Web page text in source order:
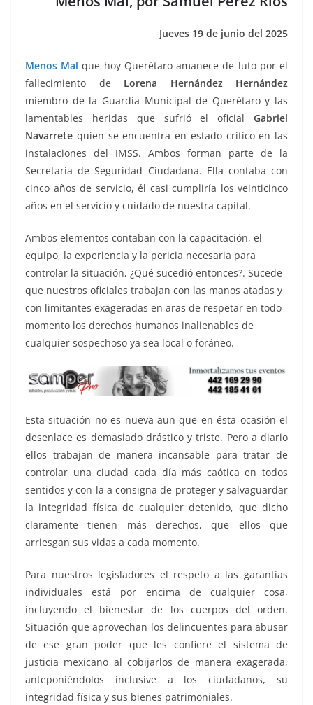
Jueves 19 de junio del 2025
Menos Mal que hoy Querétaro amanece de luto por el
fallecimiento de Lorena Hernández Hernández
miembro de la Guardia Municipal de Querétaro y las
lamentables heridas que sufrió el oficial Gabriel
Navarrete quien se encuentra en estado critico en las
instalaciones del IMSS. Ambos forman parte de la
Secretaría de Seguridad Ciudadana. Ella contaba con
cinco años de servicio, él casi cumpliría los veinticinco
años en el servicio y cuidado de nuestra capital.
Ambos elementos contaban con la capacitación, el
equipo, la experiencia y la pericia necesaria para
controlar la situación, ¿Qué sucedió entonces?. Sucede
que nuestros oficiales trabajan con las manos atadas y
con limitantes exageradas en aras de respetar en todo
momento los derechos humanos inalienables de
cualquier sospechoso ya sea local o foráneo.
Esta situación no es nueva aun que en ésta ocasión el
desenlace es demasiado drástico y triste. Pero a diario
ellos trabajan de manera incansable para tratar de
controlar una ciudad cada día más caótica en todos
sentidos y con la a consigna de proteger y salvaguardar
la integridad física de cualquier detenido, que dicho
claramente tienen más derechos, que ellos que
arriesgan sus vidas a cada momento.
Para nuestros legisladores el respeto a las garantías
individuales está por encima de cualquier cosa,
incluyendo el bienestar de los cuerpos del orden.
Situación que aprovechan los delincuentes para abusar
de ese gran poder que les confiere el sistema de
justicia mexicano al cobijarlos de manera exagerada,
anteponiéndolos inclusive a los ciudadanos, su
integridad física y sus bienes patrimoniales.